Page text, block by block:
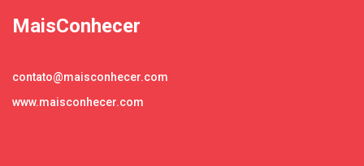
MaisConhecer
contato@maisconhecer.com
www.maisconhecer.com